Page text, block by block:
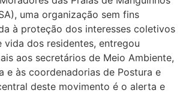
uma organização sem fins
à proteção dos interesses coletivos
vida dos residentes, entregou
aos secretários de Meio Ambiente,
e às coordenadorias de Postura e
deste movimento é o alerta e